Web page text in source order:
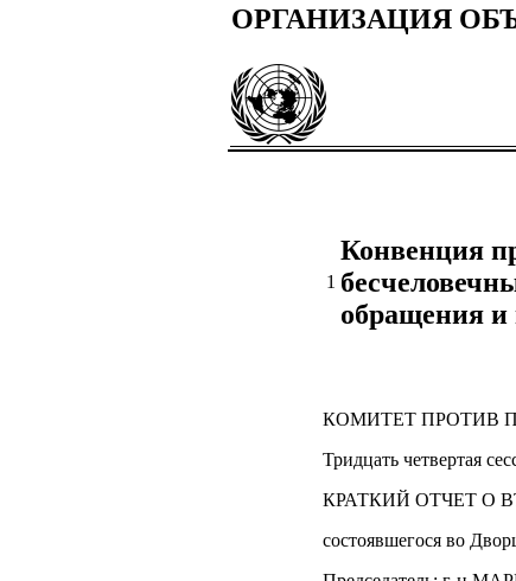
ОРГАНИЗАЦИЯ
1
Конвенция
обращения и
КОМИТЕТ ПРОТИВ
Тридцать четвертая
КРАТКИЙ ОТЧЕТ О
состоявшегося во